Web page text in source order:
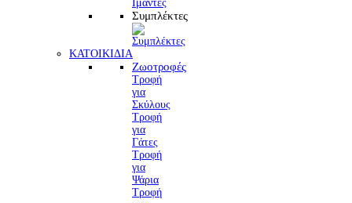
Συμπλέκτες
ΚΑΤΟΙΚΙΔΙΑ
Ζωοτροφές
Τροφή
για
Σκύλους
Τροφή
για
Γάτες
Τροφή
για
Ψάρια
Τροφή